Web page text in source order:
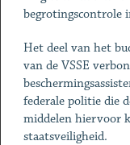
begrotingscontrole
Het deel van het
van de VSSE
federale politie die
middelen hiervoor
staatsveiligheid.